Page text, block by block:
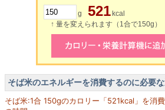
g 521 kcal
↑ 量を変えられます（1合で150g）
そば米のエネルギーを消費するのに必要
そば米:1合 150gのカロリー「521kcal」を消